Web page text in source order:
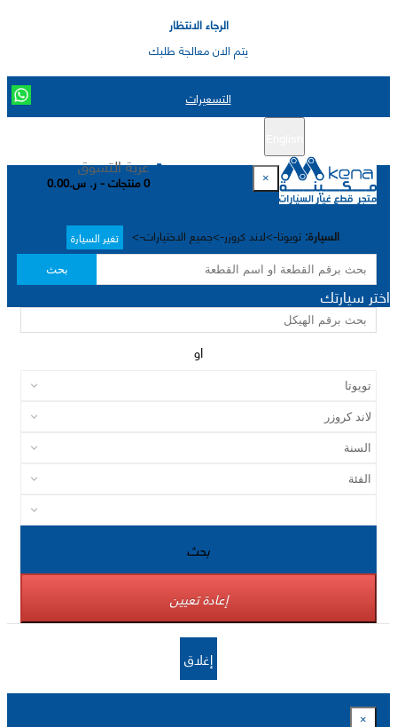
الرجاء الانتظار
يتم الان معالجة طلبك
التسعيرات
عربة التسوق
0 منتجات - ر. س.0.00
السيارة: تويوتا->لاند كروزر->جميع الاختيارات-> تغير السيارة
بحث
×
اختر سيارتك
او
بحث
إعادة تعيين
إغلاق
×